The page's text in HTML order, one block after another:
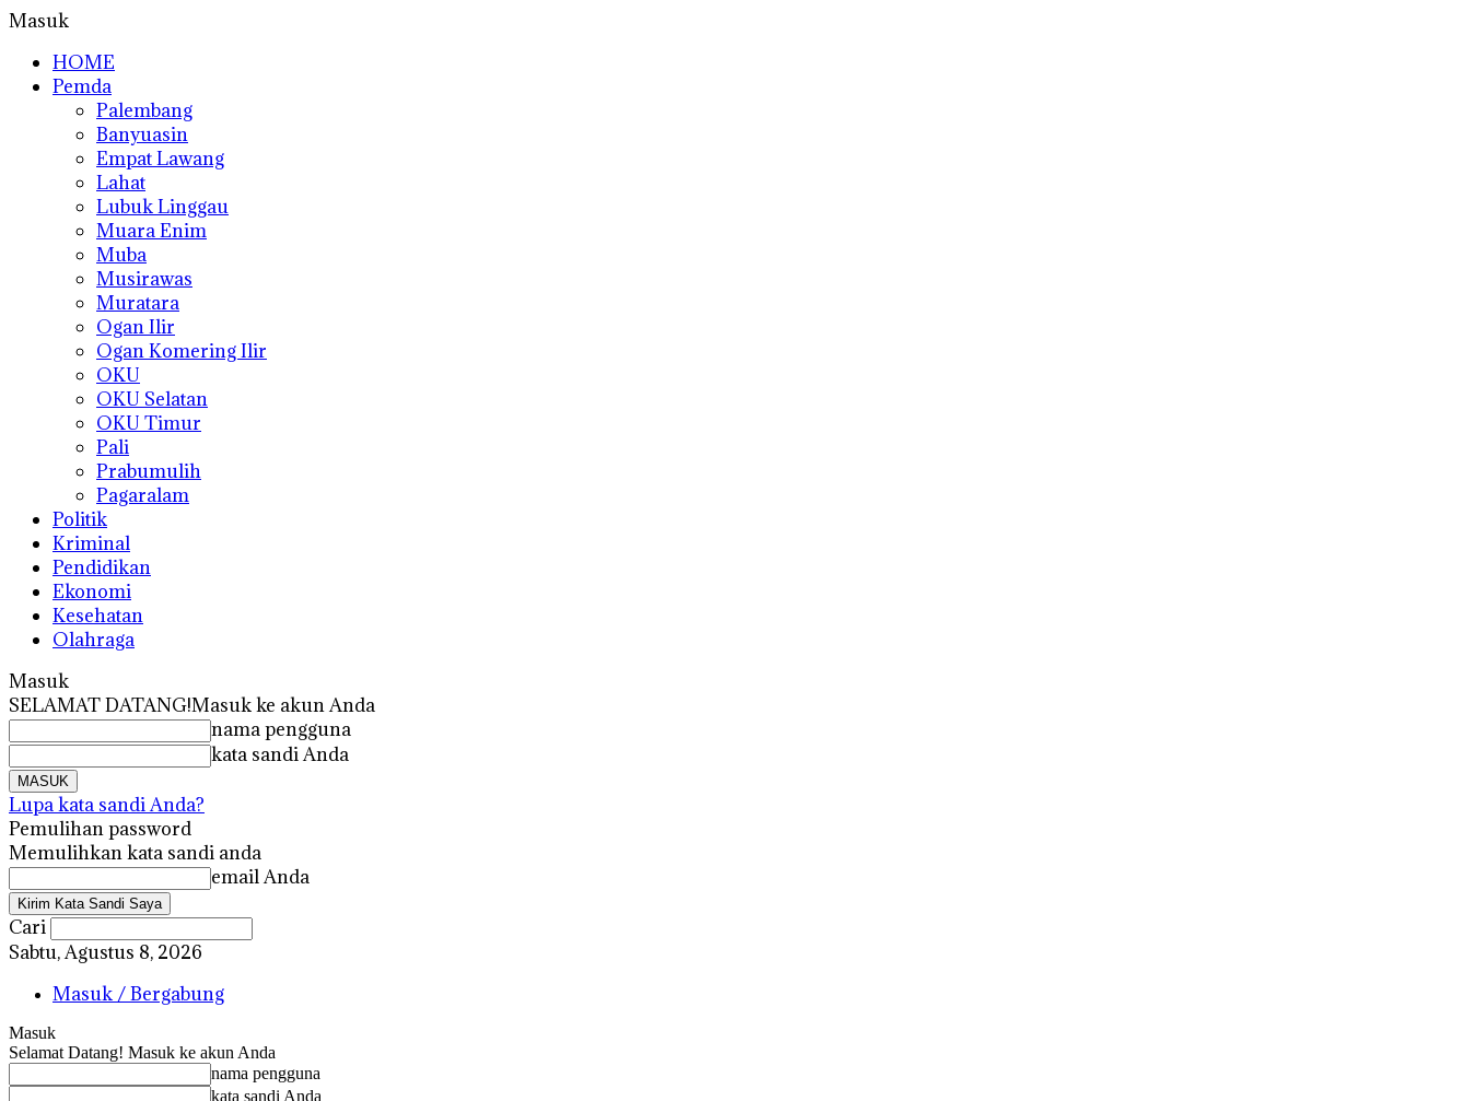
Masuk
HOME
Pemda
Palembang
Banyuasin
Empat Lawang
Lahat
Lubuk Linggau
Muara Enim
Muba
Musirawas
Muratara
Ogan Ilir
Ogan Komering Ilir
OKU
OKU Selatan
OKU Timur
Pali
Prabumulih
Pagaralam
Politik
Kriminal
Pendidikan
Ekonomi
Kesehatan
Olahraga
Masuk
SELAMAT DATANG!Masuk ke akun Anda
nama pengguna
kata sandi Anda
Lupa kata sandi Anda?
Pemulihan password
Memulihkan kata sandi anda
email Anda
Cari
Sabtu, Agustus 8, 2026
Masuk / Bergabung
Masuk
Selamat Datang! Masuk ke akun Anda
nama pengguna
kata sandi Anda